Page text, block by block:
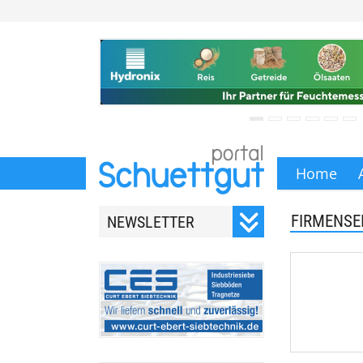
Home
NEWSLETTER
unseren monatlichen
Newsletter.